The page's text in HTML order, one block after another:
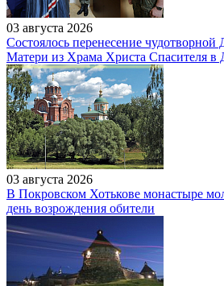
03 августа 2026
Состоялось перенесение
Матери из Храма Христа Спасителя в
03 августа 2026
В Покровском Хотькове монастыре
день возрождения обители